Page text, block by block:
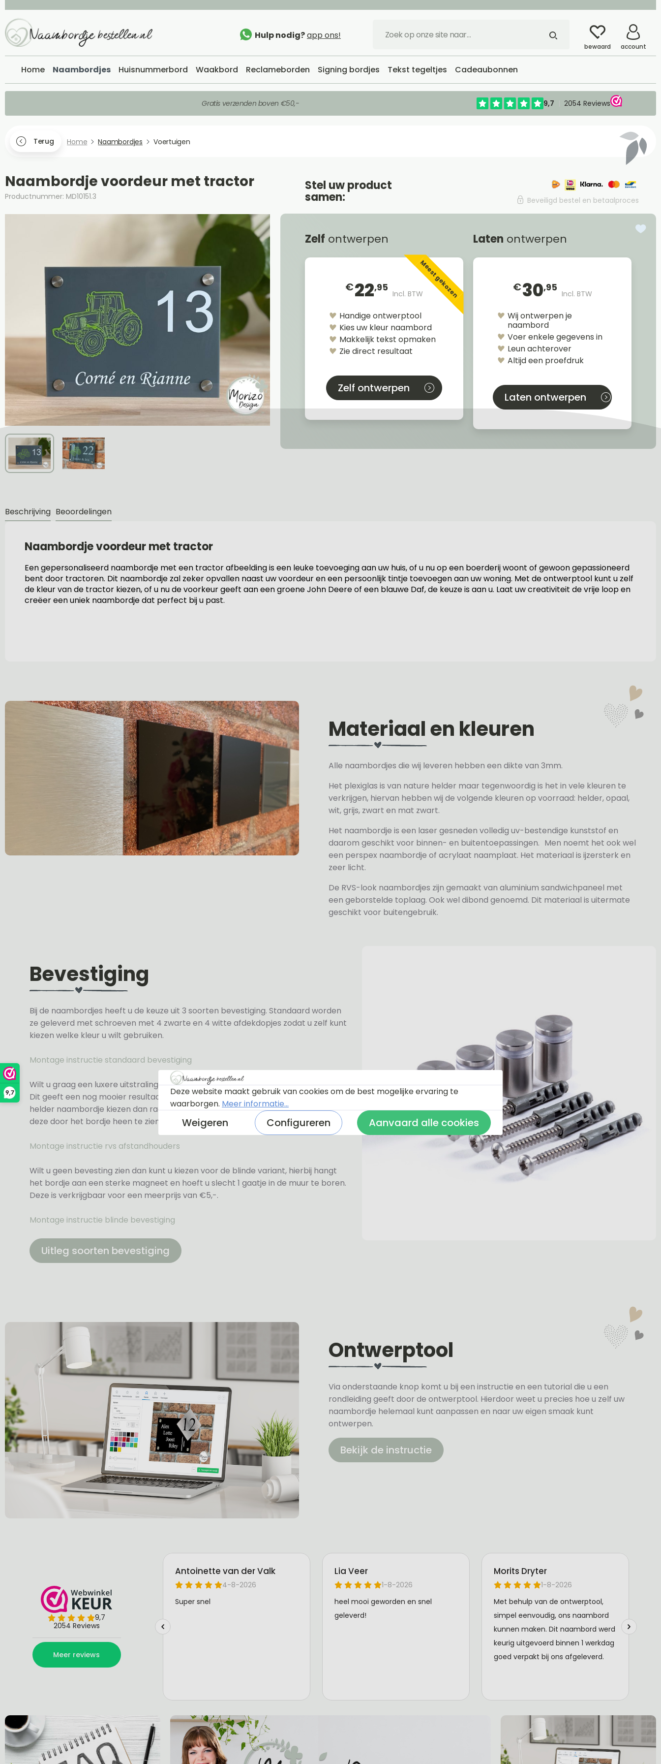
9,7
Hulp nodig?app ons!
bewaard account
Home Naambordjes Huisnummerbord Waakbord Reclameborden Signing bordjes Tekst tegeltjes Cadeaubonnen
Gratis verzenden boven €50,-
Terug Home Naambordjes Voertuigen
Naambordje voordeur met tractor
Productnummer: MD10151.3
Stel uw product
samen: Beveiligd bestel en betaalproces
Zelf ontwerpen
€22,95
Incl. BTWMeest gekozen
Handige ontwerptool
Kies uw kleur naambord
Makkelijk tekst opmaken
Zie direct resultaat
Zelf ontwerpen
Laten ontwerpen
€30,95
Incl. BTW
Wij ontwerpen je
naambord
Voer enkele gegevens in
Leun achterover
Altijd een proefdruk
Laten ontwerpen
Beschrijving Beoordelingen
Naambordje voordeur met tractor
Een gepersonaliseerd naambordje met een tractor afbeelding is een leuke toevoeging aan uw huis, of u nu op een boerderij woont of gewoon gepassioneerd
bent door tractoren. Dit naambordje zal zeker opvallen naast uw voordeur en een persoonlijk tintje toevoegen aan uw woning. Met de ontwerptool kunt u zelf
de kleur van de tractor kiezen, of u nu de voorkeur geeft aan een groene John Deere of een blauwe Daf, de keuze is aan u. Laat uw creativiteit de vrije loop en
creëer een uniek naambordje dat perfect bij u past.
Materiaal en kleuren
Alle naambordjes die wij leveren hebben een dikte van 3mm.
Het plexiglas is van nature helder maar tegenwoordig is het in vele kleuren te
verkrijgen, hiervan hebben wij de volgende kleuren op voorraad: helder, opaal,
wit, grijs, zwart en mat zwart.
Het naambordje is een laser gesneden volledig uv-bestendige kunststof en
daarom geschikt voor binnen- en buitentoepassingen. Men noemt het ook wel
een perspex naambordje of acrylaat naamplaat. Het materiaal is ijzersterk en
zeer licht.
De RVS-look naambordjes zijn gemaakt van aluminium sandwichpaneel met
een geborstelde toplaag. Ook wel dibond genoemd. Dit materiaal is uitermate
geschikt voor buitengebruik.
Bevestiging
Bij de naambordjes heeft u de keuze uit 3 soorten bevestiging. Standaard worden
ze geleverd met schroeven met 4 zwarte en 4 witte afdekdopjes zodat u zelf kunt
kiezen welke kleur u wilt gebruiken.
Montage instructie standaard bevestiging
Wilt u graag een luxere uitstraling dan kunt u kiezen voor de rvs-afstandhouders.
Dit geeft een nog mooier resultaat voor een meerprijs van €6,-. Mocht u voor een
helder naambordje kiezen dan raden wij altijd de rvs-afstandhouders aan omdat
deze door het bordje heen te zien zijn.
Montage instructie rvs afstandhouders
Wilt u geen bevesting zien dan kunt u kiezen voor de blinde variant, hierbij hangt
het bordje aan een sterke magneet en hoeft u slecht 1 gaatje in de muur te boren.
Deze is verkrijgbaar voor een meerprijs van €5,-.
Montage instructie blinde bevestiging
Uitleg soorten bevestiging
Ontwerptool
Via onderstaande knop komt u bij een instructie en een tutorial die u een
rondleiding geeft door de ontwerptool. Hierdoor weet u precies hoe u zelf uw
naambordje helemaal kunt aanpassen en naar uw eigen smaak kunt
ontwerpen.
Bekijk de instructie
Deze website maakt gebruik van cookies om de best mogelijke ervaring te
waarborgen. Meer informatie...
Weigeren Configureren Aanvaard alle cookies